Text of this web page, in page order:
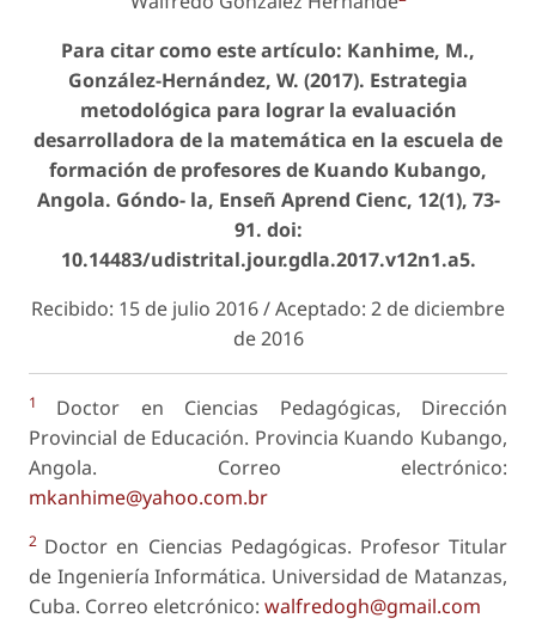
Para citar como este artículo: Kanhime, M.,
González-Hernández, W. (2017). Estrategia
metodológica para lograr la evaluación
desarrolladora de la matemática en la escuela de
formación de profesores de Kuando Kubango,
Angola. Góndo- la, Enseñ Aprend Cienc, 12(1), 73-
91. doi:
10.14483/udistrital.jour.gdla.2017.v12n1.a5.
Recibido: 15 de julio 2016 / Aceptado: 2 de diciembre
de 2016
1
Doctor en Ciencias Pedagógicas, Dirección
Provincial de Educación. Provincia Kuando Kubango,
Angola. Correo electrónico:
mkanhime@yahoo.com.br
2 Doctor en Ciencias Pedagógicas. Profesor Titular
de Ingeniería Informática. Universidad de Matanzas,
Cuba. Correo eletcrónico: walfredogh@gmail.com